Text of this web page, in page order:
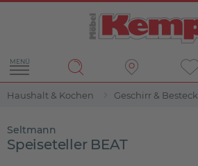
MENÜ
Haushalt & Kochen Geschirr & Besteck
Seltmann
Speiseteller BEAT